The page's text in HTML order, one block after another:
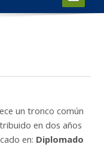
un tronco común
en dos años
en: Diplomado